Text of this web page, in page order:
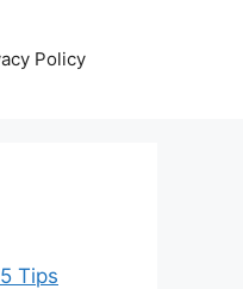
Policy
Tips